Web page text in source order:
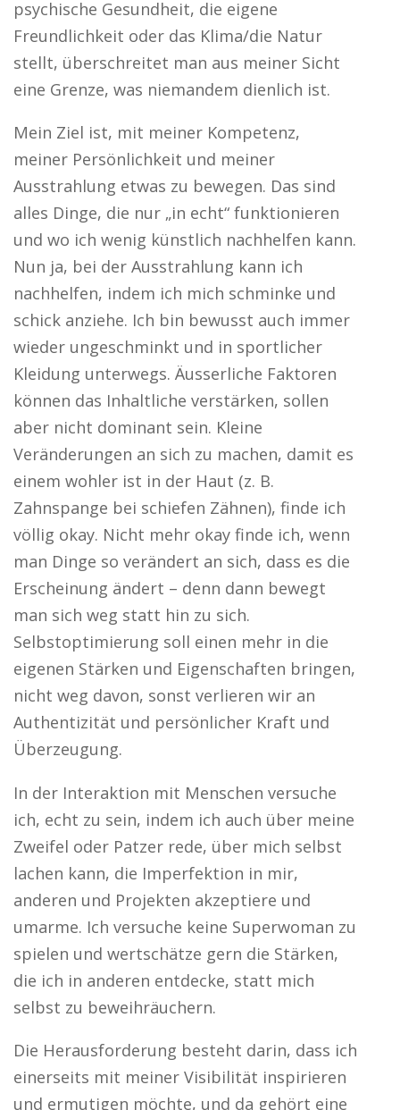
psychische Gesundheit, die eigene
Freundlichkeit oder das Klima/die Natur
stellt, überschreitet man aus meiner Sicht
eine Grenze, was niemandem dienlich ist.
Mein Ziel ist, mit meiner Kompetenz,
meiner Persönlichkeit und meiner
Ausstrahlung etwas zu bewegen. Das sind
alles Dinge, die nur „in echt“ funktionieren
und wo ich wenig künstlich nachhelfen kann.
Nun ja, bei der Ausstrahlung kann ich
nachhelfen, indem ich mich schminke und
schick anziehe. Ich bin bewusst auch immer
wieder ungeschminkt und in sportlicher
Kleidung unterwegs. Äusserliche Faktoren
können das Inhaltliche verstärken, sollen
aber nicht dominant sein. Kleine
Veränderungen an sich zu machen, damit es
einem wohler ist in der Haut (z. B.
Zahnspange bei schiefen Zähnen), finde ich
völlig okay. Nicht mehr okay finde ich, wenn
man Dinge so verändert an sich, dass es die
Erscheinung ändert – denn dann bewegt
man sich weg statt hin zu sich.
Selbstoptimierung soll einen mehr in die
eigenen Stärken und Eigenschaften bringen,
nicht weg davon, sonst verlieren wir an
Authentizität und persönlicher Kraft und
Überzeugung.
In der Interaktion mit Menschen versuche
ich, echt zu sein, indem ich auch über meine
Zweifel oder Patzer rede, über mich selbst
lachen kann, die Imperfektion in mir,
anderen und Projekten akzeptiere und
umarme. Ich versuche keine Superwoman zu
spielen und wertschätze gern die Stärken,
die ich in anderen entdecke, statt mich
selbst zu beweihräuchern.
Die Herausforderung besteht darin, dass ich
einerseits mit meiner Visibilität inspirieren
und ermutigen möchte, und da gehört eine